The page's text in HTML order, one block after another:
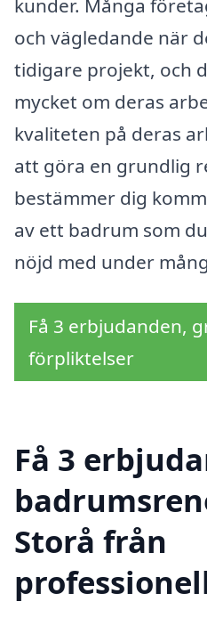
kunder. Många
och vägledande när
tidigare projekt, och
mycket om deras
kvaliteten på deras
att göra en grundlig
bestämmer dig
av ett badrum som
nöjd med under
Få 3 erbjudanden,
förpliktelser
Få 3
Storå från